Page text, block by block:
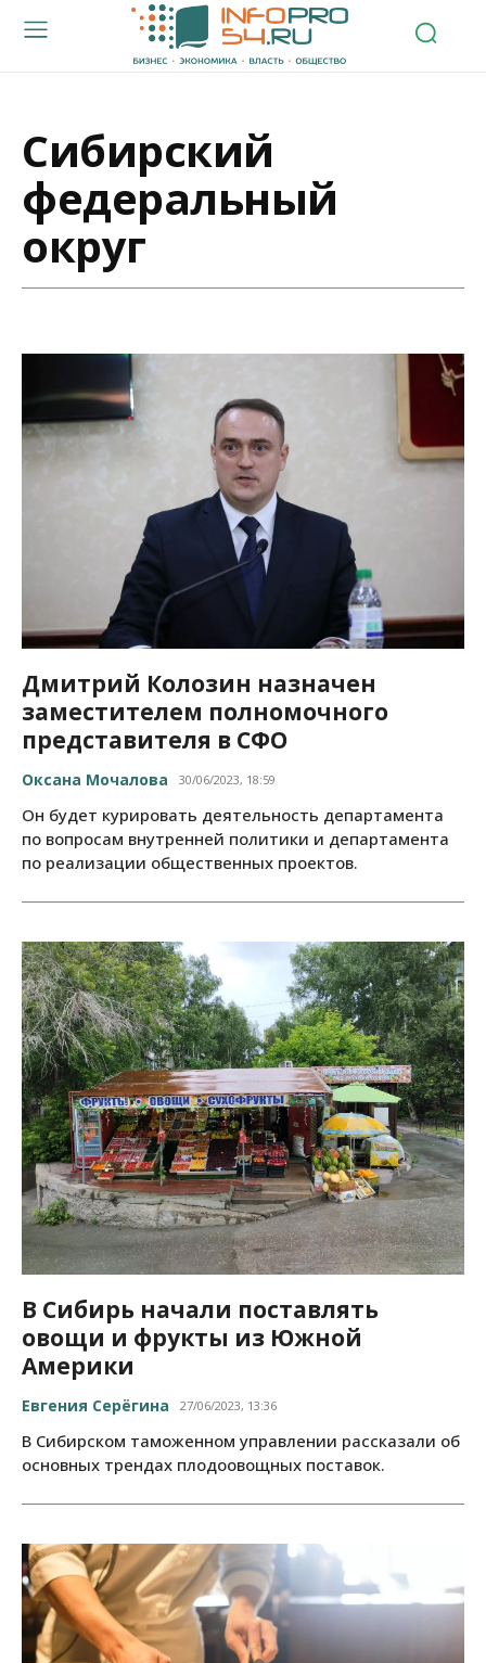
Сибирский
федеральный
округ
Дмитрий Колозин назначен
заместителем полномочного
представителя в СФО
Оксана Мочалова 30/06/2023, 18:59
Он будет курировать деятельность департамента
по вопросам внутренней политики и департамента
по реализации общественных проектов.
В Сибирь начали поставлять
овощи и фрукты из Южной
Америки
Евгения Серёгина 27/06/2023, 13:36
В Сибирском таможенном управлении рассказали об
основных трендах плодоовощных поставок.